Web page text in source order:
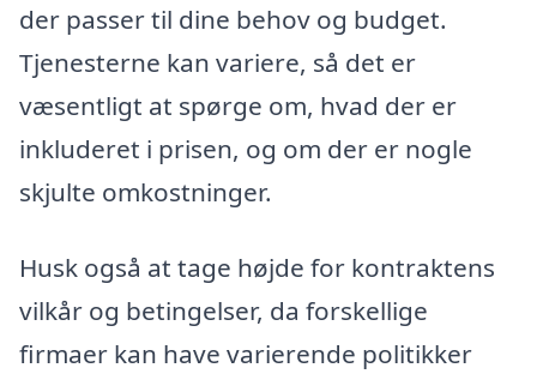
der passer til dine behov og budget.
Tjenesterne kan variere, så det er
væsentligt at spørge om, hvad der er
inkluderet i prisen, og om der er nogle
skjulte omkostninger.
Husk også at tage højde for kontraktens
vilkår og betingelser, da forskellige
firmaer kan have varierende politikker